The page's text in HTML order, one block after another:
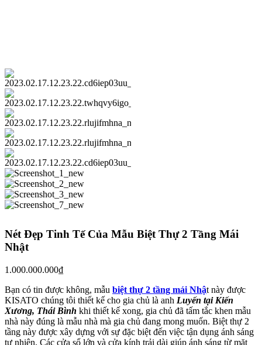
Nét Đẹp Tinh Tế Của Mẫu Biệt Thự 2 Tầng Mái
Nhật
1.000.000.000₫
Bạn có tin được không, mẫu biệt thự 2 tầng mái Nhật này được
KISATO chúng tôi thiết kế cho gia chủ là anh Luyến tại Kiến
Xương, Thái Bình khi thiết kế xong, gia chủ đã tấm tắc khen mẫu
nhà này đúng là mẫu nhà mà gia chủ đang mong muốn. Biệt thự 2
tầng này được xây dựng với sự đặc biệt đến việc tận dụng ánh sáng
tự nhiên. Các cửa sổ lớn và cửa kính trải dài giúp ánh sáng từ mặt